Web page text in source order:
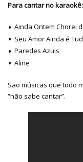
Para cantar no karaokê:
Ainda Ontem Chorei
Seu Amor Ainda é
Paredes Azuis
Aline
São músicas que todo
“não sabe cantar”.